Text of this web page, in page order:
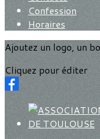
Confession
Horaires
Ajoutez un logo, un
Cliquez pour éditer